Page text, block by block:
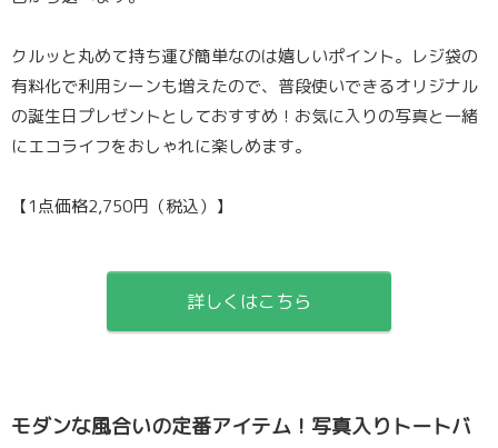
クルッと丸めて持ち運び簡単なのは嬉しいポイント。レジ袋の
有料化で利用シーンも増えたので、普段使いできるオリジナル
の誕生日プレゼントとしておすすめ！お気に入りの写真と一緒
にエコライフをおしゃれに楽しめます。
【1点価格2,750円（税込）】
詳しくはこちら
モダンな風合いの定番アイテム！写真入りトートバ